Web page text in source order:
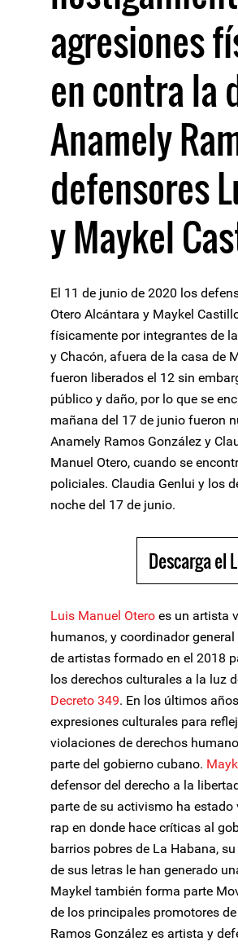
agresiones
en contra la
Anamely
defensores
y Maykel
El 11 de junio de 2020 los
Otero Alcántara y Maykel
físicamente por integrantes de
y Chacón, afuera de la casa de
fueron liberados el 12 sin
público y daño, por lo que se
mañana del 17 de junio fueron
Anamely Ramos González y
Manuel Otero, cuando se
policiales. Claudia Genlui y los
noche del 17 de junio.
Descarga el
Luis Manuel Otero es un artista
humanos, y coordinador general
de artistas formado en el 2018
los derechos culturales a la luz
Decreto 349. En los últimos
expresiones culturales para
violaciones de derechos
parte del gobierno cubano.
defensor del derecho a la
parte de su activismo ha
rap en donde hace críticas al
barrios pobres de La Habana,
de sus letras le han generado
Maykel también forma parte
de los principales promotores
Ramos González es artista y